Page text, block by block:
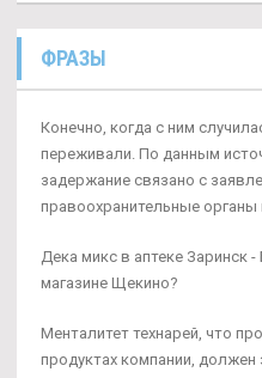
ФРАЗЫ
Конечно, когда с ним
переживали. По данным
задержание связано с
правоохранительные органы
Дека микс в аптеке Заринск
магазине Щекино?
Менталитет технарей, что
продуктах компании, должен